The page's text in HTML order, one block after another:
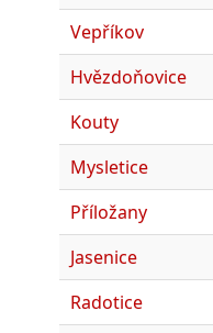
Vepříkov
Hvězdoňovice
Kouty
Mysletice
Příložany
Jasenice
Radotice